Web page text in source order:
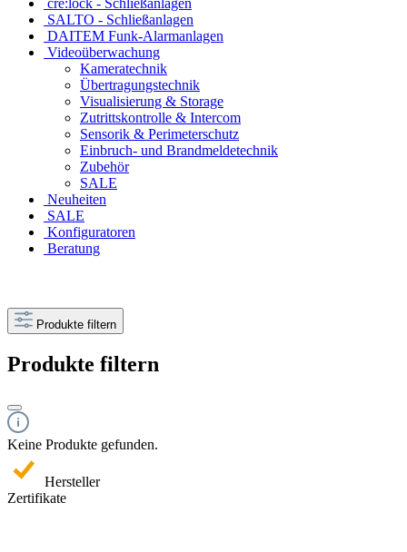
cre:lock - Schließanlagen
SALTO - Schließanlagen
DAITEM Funk-Alarmanlagen
Videoüberwachung
Kameratechnik
Übertragungstechnik
Visualisierung & Storage
Zutrittskontrolle & Intercom
Sensorik & Perimeterschutz
Einbruch- und Brandmeldetechnik
Zubehör
SALE
Neuheiten
SALE
Konfiguratoren
Beratung
Produkte filtern
Produkte filtern
Keine Produkte gefunden.
Hersteller
Zertifikate